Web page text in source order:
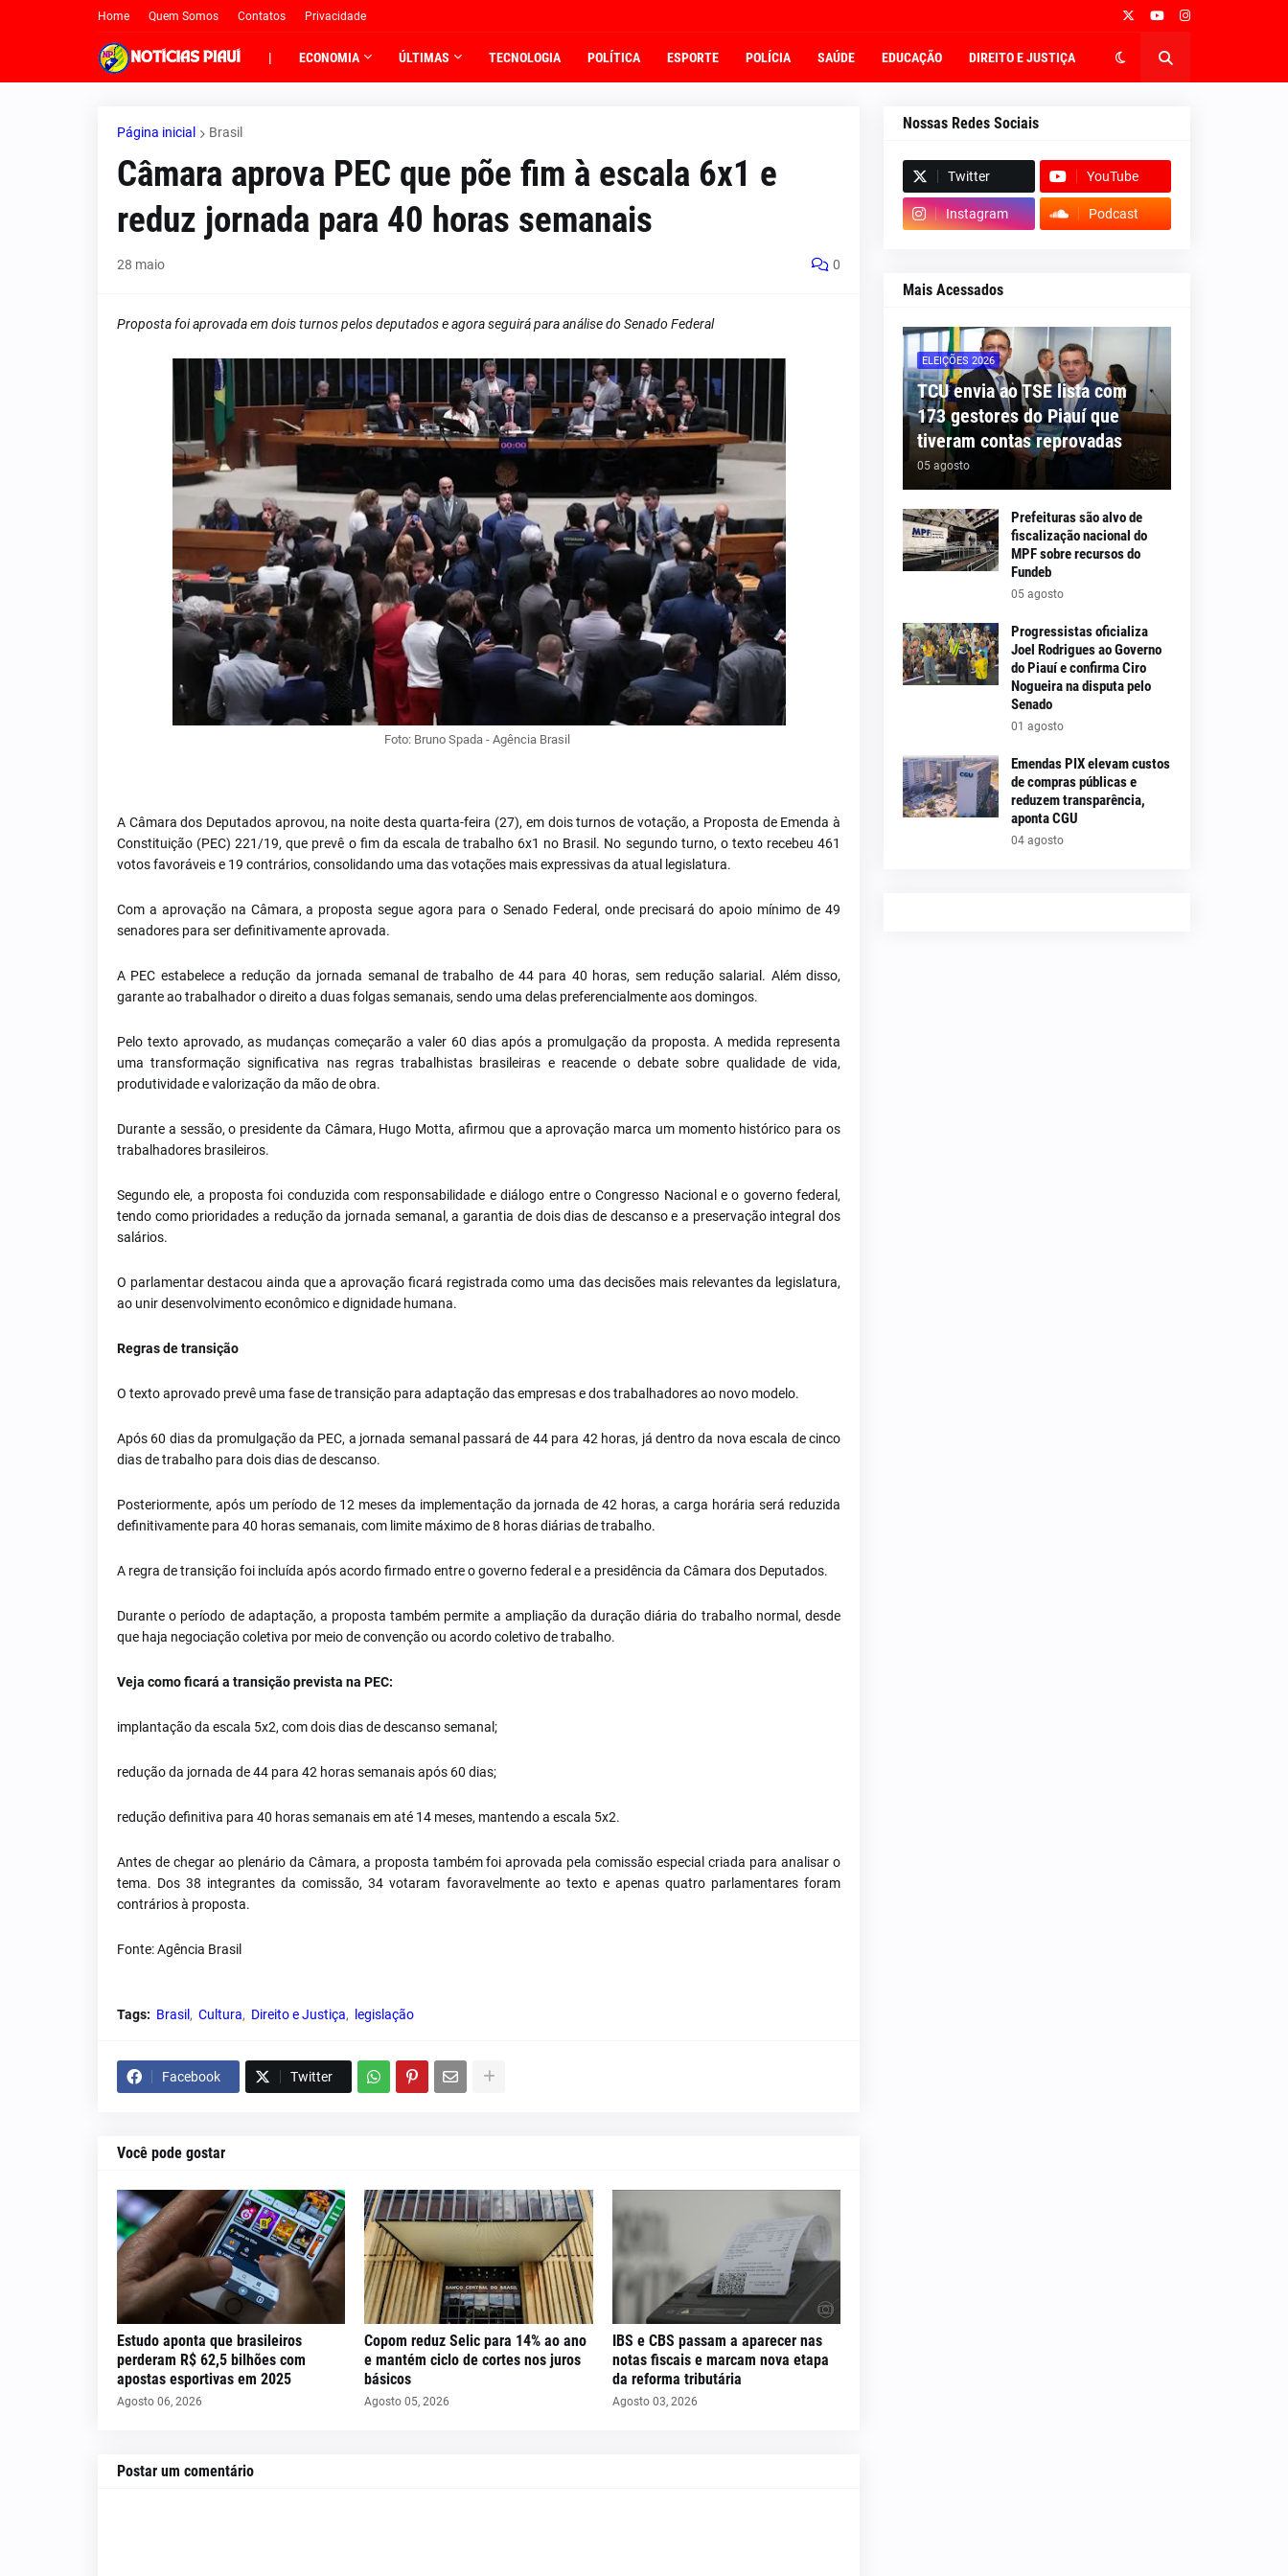
Home Quem Somos Contatos Privacidade
| ECONOMIA ÚLTIMAS TECNOLOGIA POLÍTICA ESPORTE POLÍCIA SAÚDE EDUCAÇÃO DIREITO E JUSTIÇA
Página inicial Brasil
Câmara aprova PEC que põe fim à escala 6x1 e
reduz jornada para 40 horas semanais
28 maio 0
Proposta foi aprovada em dois turnos pelos deputados e agora seguirá para análise do Senado Federal
Foto: Bruno Spada - Agência Brasil
A Câmara dos Deputados aprovou, na noite desta quarta-feira (27), em dois turnos de votação, a Proposta de Emenda à
Constituição (PEC) 221/19, que prevê o fim da escala de trabalho 6x1 no Brasil. No segundo turno, o texto recebeu 461
votos favoráveis e 19 contrários, consolidando uma das votações mais expressivas da atual legislatura.
Com a aprovação na Câmara, a proposta segue agora para o Senado Federal, onde precisará do apoio mínimo de 49
senadores para ser definitivamente aprovada.
A PEC estabelece a redução da jornada semanal de trabalho de 44 para 40 horas, sem redução salarial. Além disso,
garante ao trabalhador o direito a duas folgas semanais, sendo uma delas preferencialmente aos domingos.
Pelo texto aprovado, as mudanças começarão a valer 60 dias após a promulgação da proposta. A medida representa
uma transformação significativa nas regras trabalhistas brasileiras e reacende o debate sobre qualidade de vida,
produtividade e valorização da mão de obra.
Durante a sessão, o presidente da Câmara, Hugo Motta, afirmou que a aprovação marca um momento histórico para os
trabalhadores brasileiros.
Segundo ele, a proposta foi conduzida com responsabilidade e diálogo entre o Congresso Nacional e o governo federal,
tendo como prioridades a redução da jornada semanal, a garantia de dois dias de descanso e a preservação integral dos
salários.
O parlamentar destacou ainda que a aprovação ficará registrada como uma das decisões mais relevantes da legislatura,
ao unir desenvolvimento econômico e dignidade humana.
Regras de transição
O texto aprovado prevê uma fase de transição para adaptação das empresas e dos trabalhadores ao novo modelo.
Após 60 dias da promulgação da PEC, a jornada semanal passará de 44 para 42 horas, já dentro da nova escala de cinco
dias de trabalho para dois dias de descanso.
Posteriormente, após um período de 12 meses da implementação da jornada de 42 horas, a carga horária será reduzida
definitivamente para 40 horas semanais, com limite máximo de 8 horas diárias de trabalho.
A regra de transição foi incluída após acordo firmado entre o governo federal e a presidência da Câmara dos Deputados.
Durante o período de adaptação, a proposta também permite a ampliação da duração diária do trabalho normal, desde
que haja negociação coletiva por meio de convenção ou acordo coletivo de trabalho.
Veja como ficará a transição prevista na PEC:
implantação da escala 5x2, com dois dias de descanso semanal;
redução da jornada de 44 para 42 horas semanais após 60 dias;
redução definitiva para 40 horas semanais em até 14 meses, mantendo a escala 5x2.
Antes de chegar ao plenário da Câmara, a proposta também foi aprovada pela comissão especial criada para analisar o
tema. Dos 38 integrantes da comissão, 34 votaram favoravelmente ao texto e apenas quatro parlamentares foram
contrários à proposta.
Fonte: Agência Brasil
Tags: Brasil Cultura Direito e Justiça legislação
Facebook Twitter
Você pode gostar
Estudo aponta que brasileiros
perderam R$ 62,5 bilhões com
apostas esportivas em 2025
Agosto 06, 2026
Copom reduz Selic para 14% ao ano
e mantém ciclo de cortes nos juros
básicos
Agosto 05, 2026
IBS e CBS passam a aparecer nas
notas fiscais e marcam nova etapa
da reforma tributária
Agosto 03, 2026
Postar um comentário
Nossas Redes Sociais
Twitter YouTube
Instagram Podcast
Mais Acessados
ELEIÇÕES 2026
TCU envia ao TSE lista com
173 gestores do Piauí que
tiveram contas reprovadas
05 agosto
Prefeituras são alvo de
fiscalização nacional do
MPF sobre recursos do
Fundeb
05 agosto
Progressistas oficializa
Joel Rodrigues ao Governo
do Piauí e confirma Ciro
Nogueira na disputa pelo
Senado
01 agosto
Emendas PIX elevam custos
de compras públicas e
reduzem transparência,
aponta CGU
04 agosto